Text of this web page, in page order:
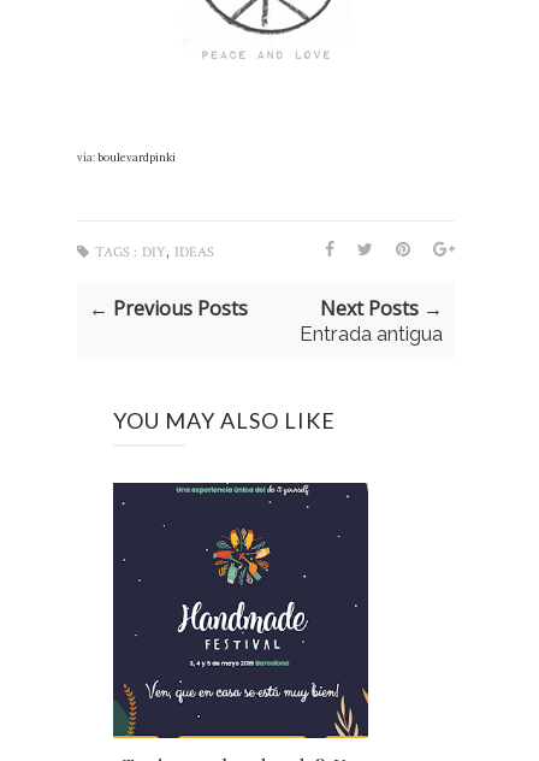
vía:boulevardpinki
TAGS : DIY, IDEAS
← Previous Posts Next Posts →
Entrada antigua
YOU MAY ALSO LIKE